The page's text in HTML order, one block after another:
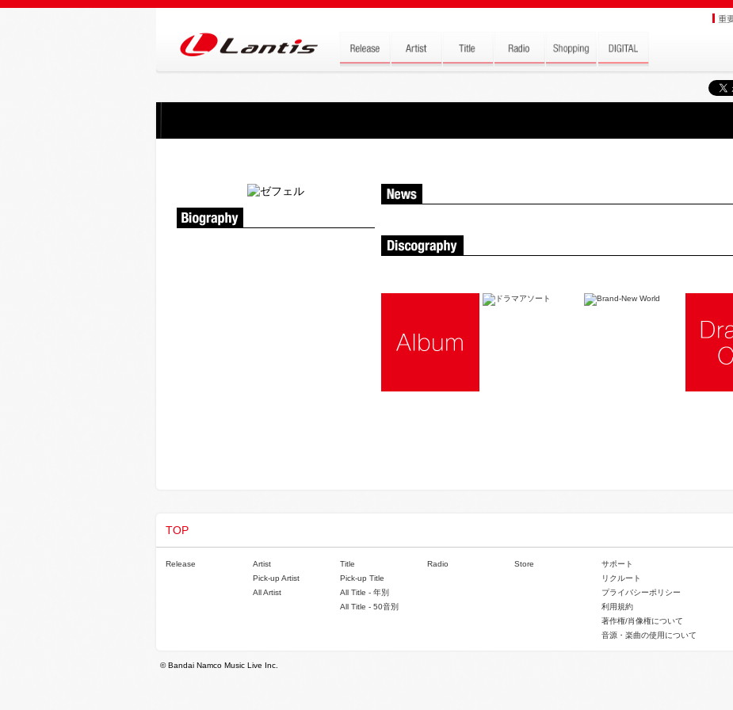
TOP
Release
Artist
Pick-up Artist
All Artist
Title
Pick-up Title
All Title - 年別
All Title - 50音別
Radio Store
サポート
リクルート
プライバシーポリシー
利用規約
著作権/肖像権について
音源・楽曲の使用について
© Bandai Namco Music Live Inc.